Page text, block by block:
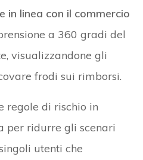
in linea con il commercio
a 360 gradi del
visualizzandone gli
frodi sui rimborsi.
regole di rischio in
per ridurre gli scenari
utenti che